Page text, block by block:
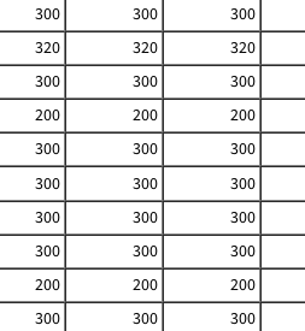
300 300 300
320 320 320
300 300 300
200 200 200
300 300 300
300 300 300
300 300 300
300 300 300
200 200 200
300 300 300